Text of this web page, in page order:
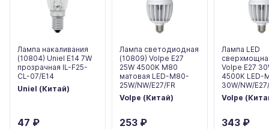
Лампа накаливания
(10804) Uniel E14 7W
прозрачная IL-F25-
CL-07/E14
Uniel (Китай)
47 ₽
Лампа светодиодная
(10809) Volpe E27
25W 4500K M80
матовая LED-M80-
25W/NW/E27/FR
Volpe (Китай)
253 ₽
Лампа LED
Volpe E27
4500K LED-
30W/NW/
Volpe
343 ₽